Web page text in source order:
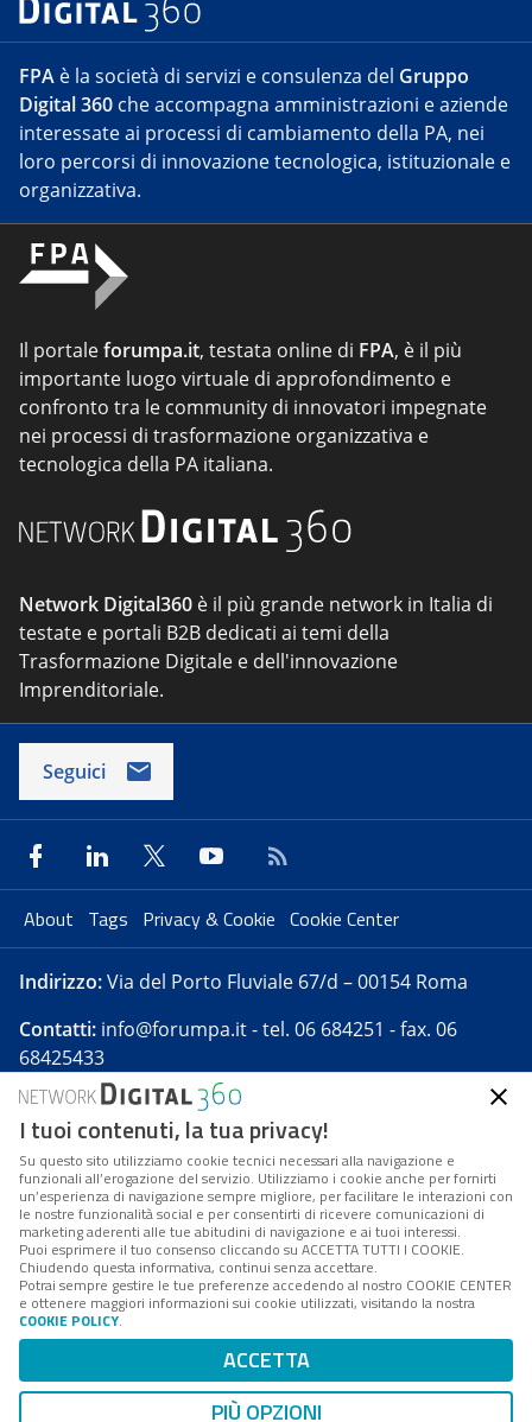
FPA è la società di servizi e consulenza del Gruppo
Digital 360 che accompagna amministrazioni e aziende
interessate ai processi di cambiamento della PA, nei
loro percorsi di innovazione tecnologica, istituzionale e
organizzativa.
Il portaleforumpa.it, testata online di FPA, è il più
importante luogo virtuale di approfondimento e
confronto tra le community di innovatori impegnate
nei processi di trasformazione organizzativa e
tecnologica della PA italiana.
Network Digital360 è il più grande network in Italia di
testate e portali B2B dedicati ai temi della
Trasformazione Digitale e dell'innovazione
Imprenditoriale.
Seguici
About Tags Privacy & Cookie Cookie Center
Indirizzo:Via del Porto Fluviale 67/d – 00154 Roma
Contatti: info@forumpa.it- tel. 06 684251 - fax. 06
68425433
Forumpa.itè una pubblicazione telematica iscritta
presso Registro della stampa del Tribunale di Roma -
Reg. n. 182 del 2 maggio 2008 - Direttore resp. Michela
Stentella
FPA s.r.l. è società soggetta a Direzione e
Coordinamento da parte di Digital360 S.p.A. - FPA s.r.l.
è un'azienda certificata per il sistema di management
Codice Fiscale/Partita IVA n. 10693191008 - R.E.A. Roma
n. 1249791. ISP AWS
Mappa del sito
I tuoi contenuti, la tua privacy!
Su questo sito utilizziamo cookie tecnici necessari alla navigazione e
funzionali all’erogazione del servizio. Utilizziamo i cookie anche per fornirti
un’esperienza di navigazione sempre migliore, per facilitare le interazioni con
le nostre funzionalità social e per consentirti di ricevere comunicazioni di
marketing aderenti alle tue abitudini di navigazione e ai tuoi interessi.
Puoi esprimere il tuo consenso cliccando su ACCETTA TUTTI I COOKIE.
Chiudendo questa informativa, continui senza accettare.
Potrai sempre gestire le tue preferenze accedendo al nostro COOKIE CENTER
e ottenere maggiori informazioni sui cookie utilizzati, visitando la nostra
COOKIE POLICY.
ACCETTA
PIÙ OPZIONI